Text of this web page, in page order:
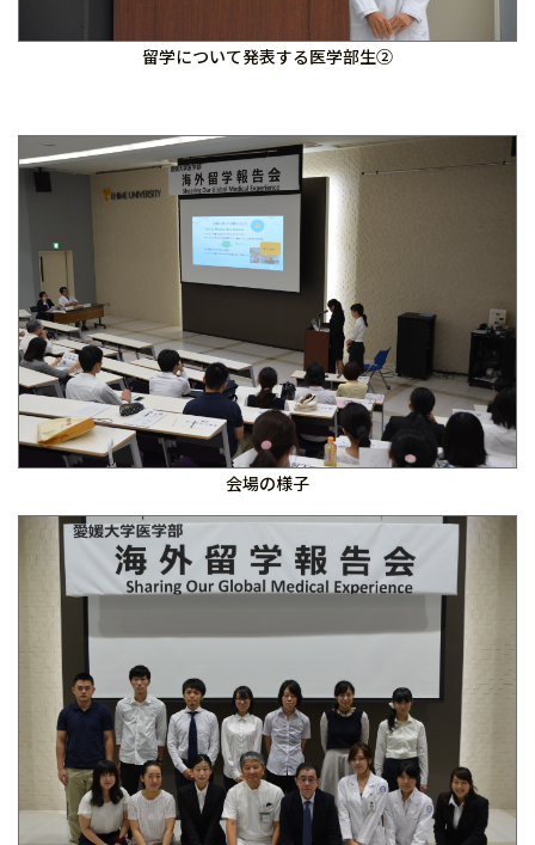
留学について発表する医学部生②
会場の様子